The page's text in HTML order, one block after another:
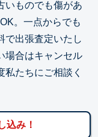
いものでも傷があ
。一点からでも
で出張査定いたし
場合はキャンセル
私たちにご相談く
込み！